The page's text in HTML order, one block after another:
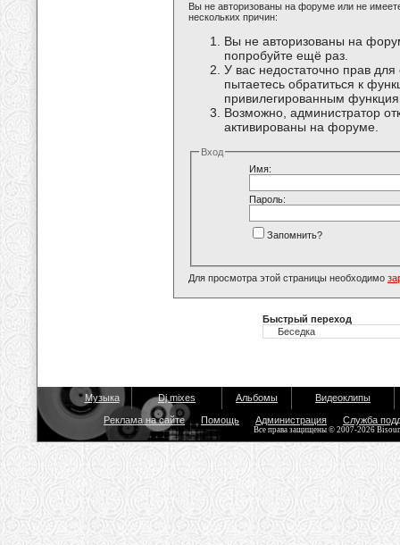
Вы не авторизованы на форуме или не
нескольких причин:
Вы не авторизованы на
попробуйте ещё раз.
У вас недостаточно прав
пытаетесь обратиться к
привилегированным
Возможно, администратор
активированы на форуме.
Вход
Имя:
Пароль:
Запомнить?
Для просмотра этой страницы необходимо
Быстрый переход
Музыка Dj mixes Альбомы Видеоклипы
Реклама на сайте Помощь Администрация Служба
Все права защищены © 2007-2026